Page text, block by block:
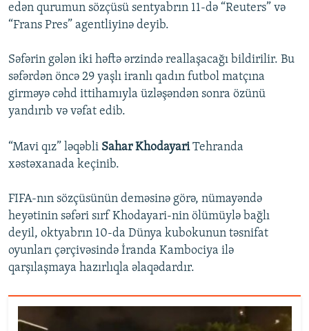
edən qurumun sözçüsü sentyabrın 11-də “Reuters” və
“Frans Pres” agentliyinə deyib.
Səfərin gələn iki həftə ərzində reallaşacağı bildirilir. Bu
səfərdən öncə 29 yaşlı iranlı qadın futbol matçına
girməyə cəhd ittihamıyla üzləşəndən sonra özünü
yandırıb və vəfat edib.
“Mavi qız” ləqəbli Sahar KhodayariTehranda
xəstəxanada keçinib.
FIFA-nın sözçüsünün deməsinə görə, nümayəndə
heyətinin səfəri sırf Khodayari-nin ölümüylə bağlı
deyil, oktyabrın 10-da Dünya kubokunun təsnifat
oyunları çərçivəsində İranda Kambociya ilə
qarşılaşmaya hazırlıqla əlaqədardır.